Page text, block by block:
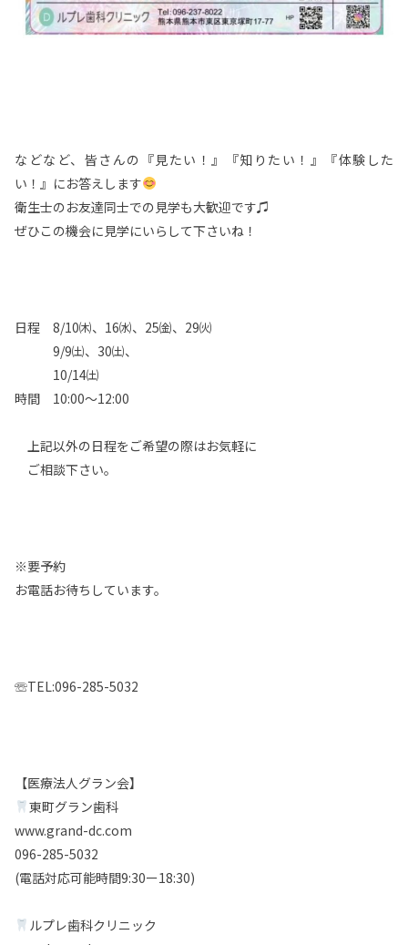
などなど、皆さんの『見たい！』『知りたい！』『体験した
い！』にお答えします
衛生士のお友達同士での見学も大歓迎です♫
ぜひこの機会に見学にいらして下さいね！
日程 8/10㈭、16㈬、25㈮、29㈫
9/9㈯、30㈯、
10/14㈯
時間 10:00〜12:00
上記以外の日程をご希望の際はお気軽に
ご相談下さい。
※要予約
お電話お待ちしています。
☏TEL:096-285-5032
【医療法人グラン会】
東町グラン歯科
www.grand-dc.com
096-285-5032
(電話対応可能時間9:30ー18:30)
ルプレ歯科クリニック